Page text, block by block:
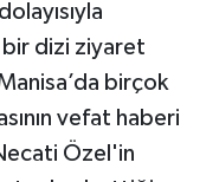
bir dizi ziyaret
birçok
vefat haberi
Özel'in